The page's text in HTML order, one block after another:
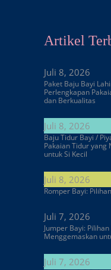
Artikel
Juli 8, 2026
Paket Baju Bayi
Perlengkapan
dan Berkualitas
Juli 8, 2026
Baju Tidur Bayi /
Pakaian Tidur yang
untuk Si Kecil
Juli 8, 2026
Romper Bayi:
Juli 7, 2026
Jumper Bayi:
Menggemaskan
Juli 7, 2026